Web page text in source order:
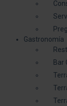
Gastronomía
Bar